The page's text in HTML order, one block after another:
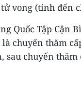
vong (tính đến
Quốc Tập Cận
chuyến thăm
sau chuyến thăm